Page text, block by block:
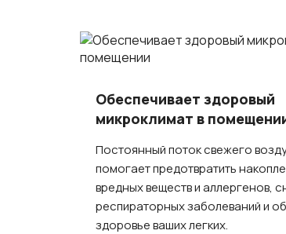
Обеспечивает здоровый
микроклимат в
Постоянный поток свежего
помогает предотвратить
вредных веществ и аллергенов,
респираторных заболеваний и
здоровье ваших легких.